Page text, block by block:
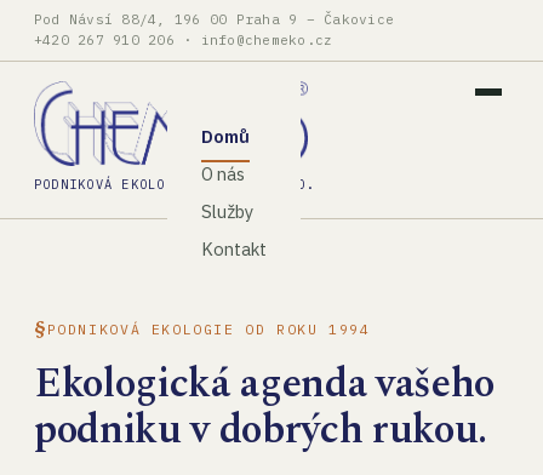
Pod Návsí 88/4, 196 00 Praha 9 – Čakovice
+420 267 910 206 · info@chemeko.cz
PODNIKOVÁ EKOLOGIE, SPOL. S R.O.
Domů
O nás
Služby
Kontakt
PODNIKOVÁ EKOLOGIE OD ROKU 1994
Ekologická agenda vašeho
podniku v dobrých rukou.